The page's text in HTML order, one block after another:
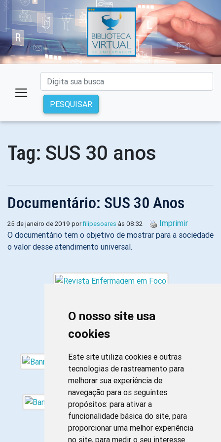
O nosso site usa
cookies
Este site utiliza cookies e outras
tecnologias de rastreamento para
melhorar sua experiência de
navegação para os seguintes
propósitos: para ativar a
funcionalidade básica do site, para
proporcionar uma melhor experiência
no site, para medir o seu interesse
PESQUISAR
Tag: SUS 30 anos
Documentário: SUS 30 Anos
25 de janeiro de 2019 porfilipesoares às 08:32
Imprimir
O documentário tem o objetivo de mostrar para a sociedade
o valor desse atendimento universal.